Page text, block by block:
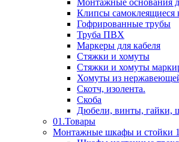
Монтажные основания
Клипсы самоклеящиеся
Гофрированные трубы
Труба ПВХ
Маркеры для кабеля
Стяжки и хомуты
Стяжки и хомуты
Хомуты из
Скотч, изолента.
Скоба
Дюбели, винты, гайки,
01.Товары
Монтажные шкафы и стойки